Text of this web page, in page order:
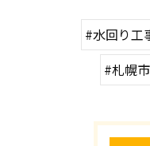
#水回り工
#札幌